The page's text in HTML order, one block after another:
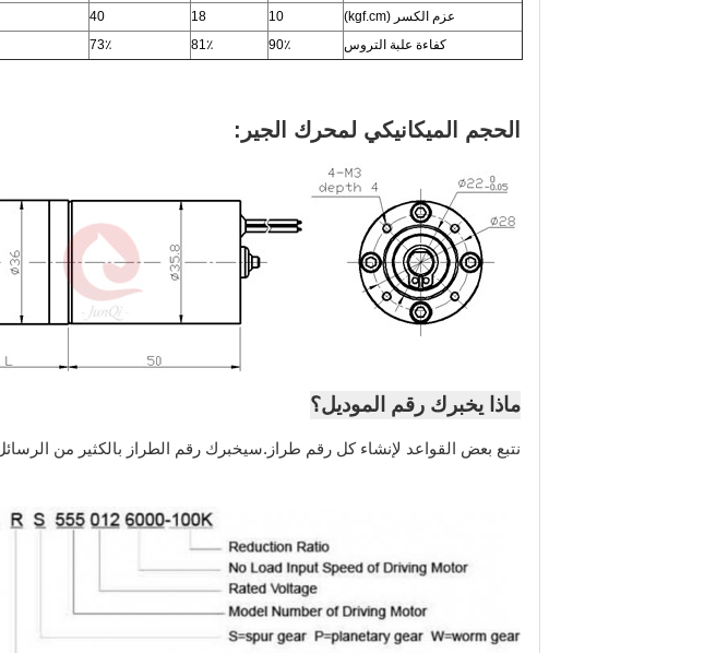
عزم الكسر (kgf.cm)
10
18
40
كفاءة علبة التروس
90٪ 81٪ 73٪
الحجم الميكانيكي لمحرك الجير:
ماذا يخبرك رقم الموديل؟
نتبع بعض القواعد لإنشاء كل رقم طراز.سيخبرك رقم الطراز بالكثير من